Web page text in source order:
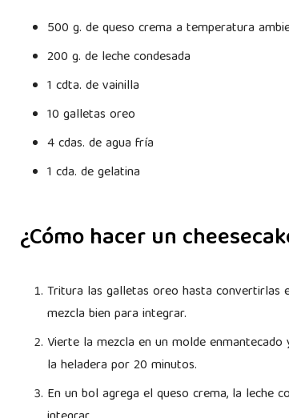
500 g. de queso crema a temperatura
200 g. de leche condesada
1 cdta. de vainilla
10 galletas oreo
4 cdas. de agua fría
1 cda. de gelatina
¿Cómo hacer un
Tritura las galletas oreo hasta convertirlas
mezcla bien para integrar.
Vierte la mezcla en un molde
la heladera por 20 minutos.
En un bol agrega el queso crema, la leche